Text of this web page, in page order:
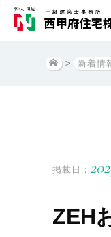
> 新着情
掲載日：
ZEH